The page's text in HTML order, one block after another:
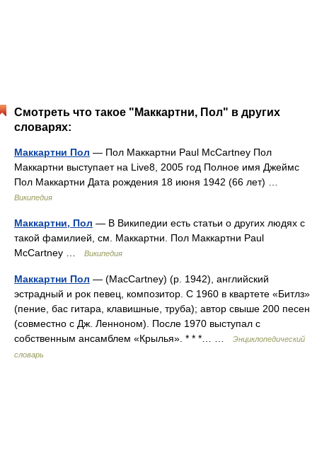
Смотреть что такое "Маккартни, Пол" в других
словарях:
Маккартни Пол — Пол Маккартни Paul McCartney Пол
Маккартни выступает на Live8, 2005 год Полное имя Джеймс
Пол Маккартни Дата рождения 18 июня 1942 (66 лет) …
Википедия
Маккартни, Пол — В Википедии есть статьи о других людях с
такой фамилией, см. Маккартни. Пол Маккартни Paul
McCartney …
Википедия
Маккартни Пол — (MacCartney) (р. 1942), английский
эстрадный и рок певец, композитор. С 1960 в квартете «Битлз»
(пение, бас гитара, клавишные, труба); автор свыше 200 песен
(совместно с Дж. Ленноном). После 1970 выступал с
собственным ансамблем «Крылья». * * *… …
Энциклопедический
словарь